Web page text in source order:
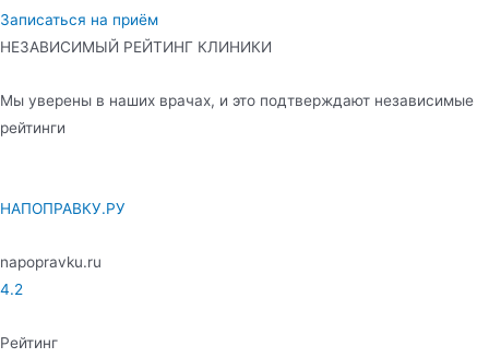
Записаться на приём
НЕЗАВИСИМЫЙ РЕЙТИНГ КЛИНИКИ
Мы уверены в наших врачах, и это подтверждают независимые
рейтинги
НАПОПРАВКУ.РУ
napopravku.ru
4.2
Рейтинг